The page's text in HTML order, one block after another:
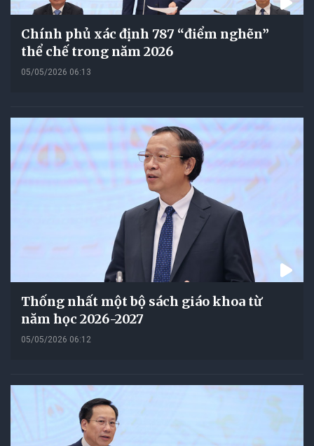
Chính phủ xác định 787 “điểm nghẽn”
thể chế trong năm 2026
05/05/2026 06:13
Thống nhất một bộ sách giáo khoa từ
năm học 2026-2027
05/05/2026 06:12